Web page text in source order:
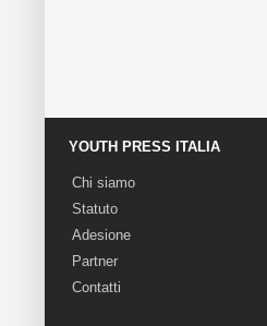
YOUTH PRESS ITALIA
Chi siamo
Statuto
Adesione
Partner
Contatti